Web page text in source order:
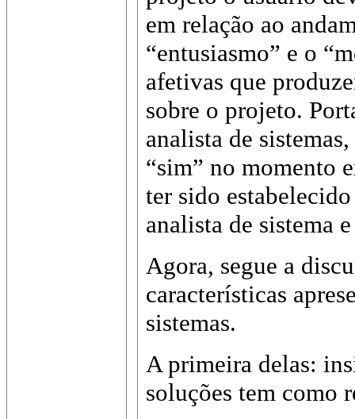
em relação ao
“entusiasmo” e o
afetivas que
sobre o projeto.
analista de
“sim” no momento
ter sido
analista de sistema
Agora, segue a
características
sistemas.
A primeira delas:
soluções tem como